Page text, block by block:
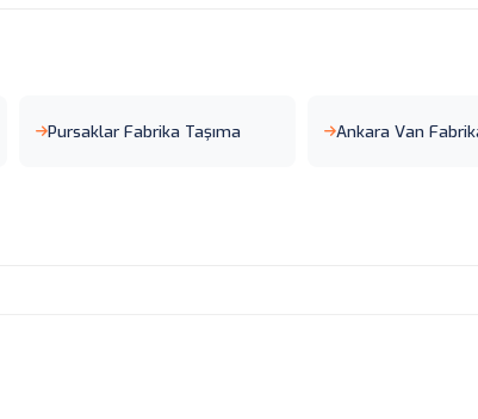
Pursaklar Fabrika Taşıma Ankara Van